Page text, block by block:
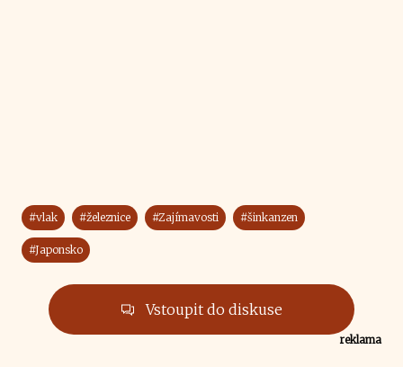
#vlak #železnice #Zajímavosti #šinkanzen
#Japonsko
Vstoupit do diskuse
reklama